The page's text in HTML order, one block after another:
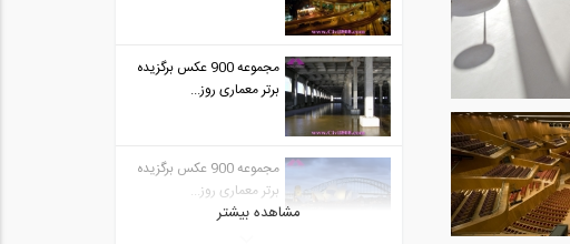
مجموعه 900 عکس برگزیده
برتر معماری روز...
مجموعه 900 عکس برگزیده
برتر معماری روز...
مشاهده بیشتر